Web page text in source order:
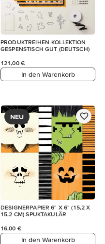
PRODUKTREIHEN-KOLLEKTION
GESPENSTISCH GUT (DEUTSCH)
121,00 €
In den Warenkorb
NEU
DESIGNERPAPIER 6" X 6" (15,2 X
15,2 CM) SPUKTAKULÄR
16,00 €
In den Warenkorb